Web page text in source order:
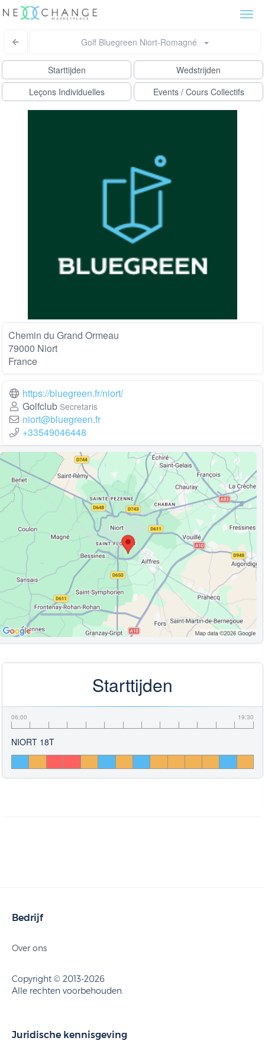
Golf Bluegreen Niort-Romagné
Starttijden
Wedstrijden
Leçons Individuelles
Events / Cours Collectifs
Chemin du Grand Ormeau
79000 Niort
France
https://bluegreen.fr/niort/
Golfclub Secretaris
niort@bluegreen.fr
+33549046448
Starttijden
06:00 19:30
NIORT 18T
Bedrijf
Over ons
Copyright © 2013-2026
Alle rechten voorbehouden.
Juridische kennisgeving